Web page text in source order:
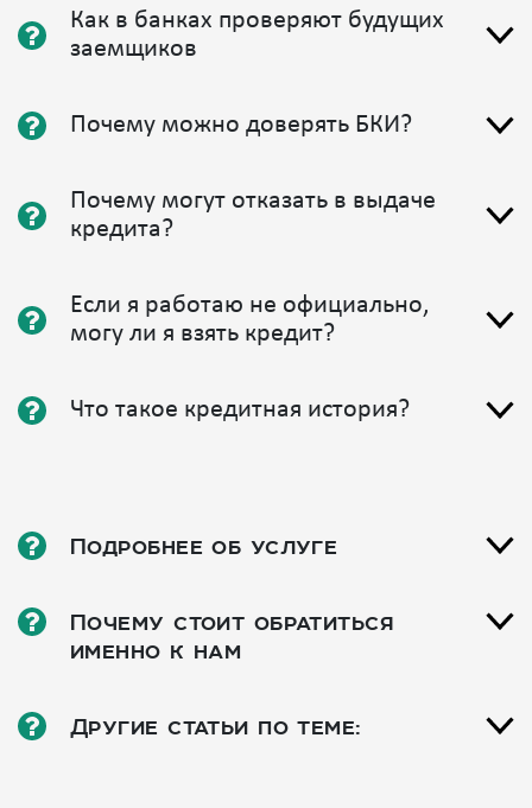
Как в банках проверяют будущих
заемщиков
Почему можно доверять БКИ?
Почему могут отказать в выдаче
кредита?
Если я работаю не официально,
могу ли я взять кредит?
Что такое кредитная история?
Подробнее об услуге
Почему стоит обратиться
именно к нам
Другие статьи по теме: